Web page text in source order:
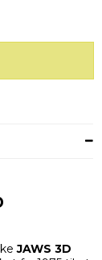
JAWS 3D